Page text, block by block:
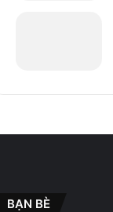
BẠN BÈ